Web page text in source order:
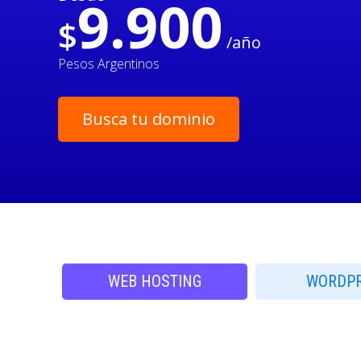
$9.900 /año
Pesos Argentinos
Busca tu dominio
WEB HOSTING